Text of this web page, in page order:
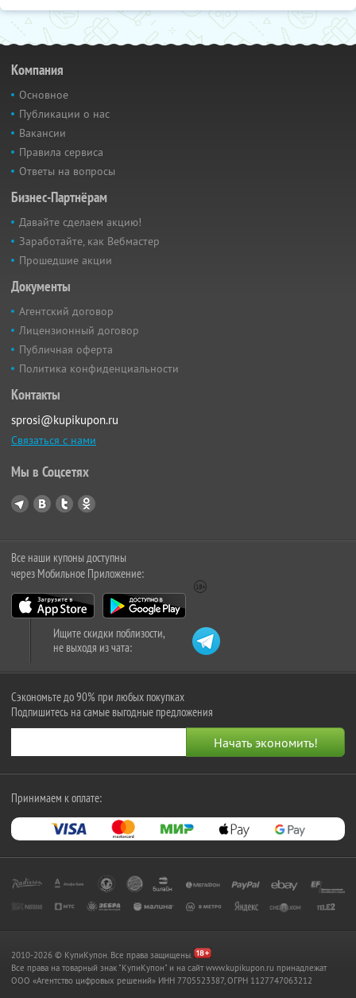
Компания
Основное
Публикации о нас
Вакансии
Правила сервиса
Ответы на вопросы
Бизнес-Партнёрам
Давайте сделаем акцию!
Заработайте, как Вебмастер
Прошедшие акции
Документы
Агентский договор
Лицензионный договор
Публичная оферта
Политика конфиденциальности
Контакты
sprosi@kupikupon.ru
Связаться с нами
Мы в Соцсетях
Все наши купоны доступны
через Мобильное Приложение:
Ищите скидки поблизости,
не выходя из чата:
Сэкономьте до 90% при любых покупках
Подпишитесь на самые выгодные предложения
Принимаем к оплате:
2010-2026 © КупиКупон. Все права защищены.
Все права на товарный знак "КупиКупон" и на сайт www.kupikupon.ru принадлежат
OOO «Агентство цифровых решений» ИНН 7705523387, ОГРН 1127747063212